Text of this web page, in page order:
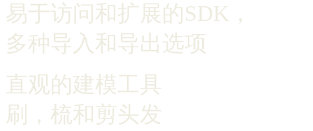
易于访问和扩展的SDK，
多种导入和导出选项
直观的建模工具
刷，梳和剪头发